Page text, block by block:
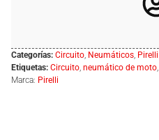
Categorías: Circuito, Neumáticos, Pirelli
Etiquetas: Circuito, neumático de moto,
Marca: Pirelli